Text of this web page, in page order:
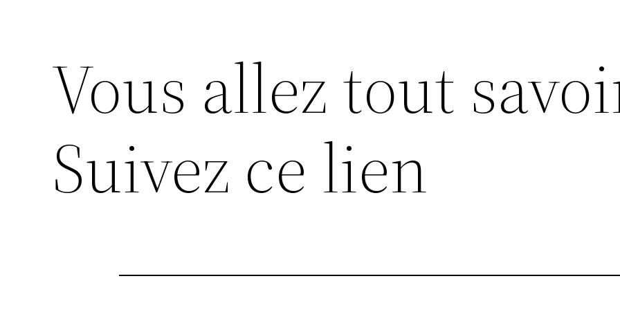
Vous allez tout
Suivez ce lien